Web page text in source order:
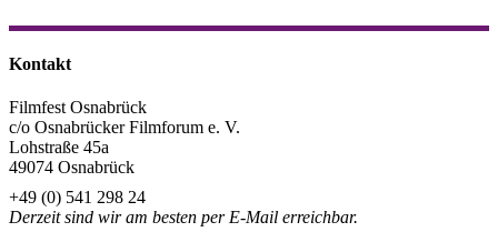
Kontakt
Filmfest Osnabrück
c/o Osnabrücker Filmforum e. V.
Lohstraße 45a
49074 Osnabrück
+49 (0) 541 298 24
Derzeit sind wir am besten per E-Mail erreichbar.